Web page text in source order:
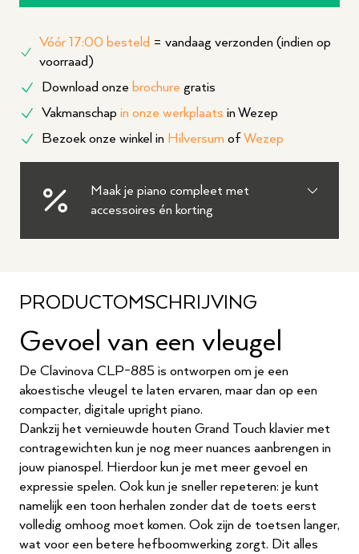
Vóór 17:00 besteld = vandaag verzonden (indien op
voorraad)
Download onze brochure gratis
Vakmanschap in onze werkplaats in Wezep
Bezoek onze winkel in Hilversum of Wezep
Maak je piano compleet met
accessoires én korting
PRODUCTOMSCHRIJVING
Gevoel van een vleugel
De Clavinova CLP-885 is ontworpen om je een
akoestische vleugel te laten ervaren, maar dan op een
compacter, digitale upright piano.
Dankzij het vernieuwde houten Grand Touch klavier met
contragewichten kun je nog meer nuances aanbrengen in
jouw pianospel. Hierdoor kun je met meer gevoel en
expressie spelen. Ook kun je sneller repeteren: je kunt
namelijk een toon herhalen zonder dat de toets eerst
volledig omhoog moet komen. Ook zijn de toetsen langer,
wat voor een betere hefboomwerking zorgt. Dit alles